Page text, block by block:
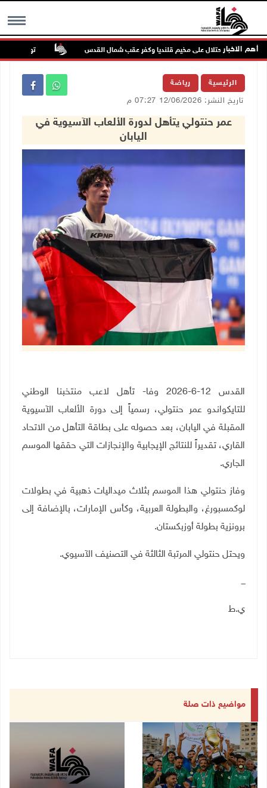
MENU أهم الاخبار تواصل
الرئيسية رياضة
تاريخ النشر: 12/06/2026 07:27 م
عمر حنتولي يتأهل لدورة الألعاب الآسيوية في
اليابان
القدس 12-6-2026 وفا- تأهل لاعب منتخبنا الوطني
للتايكواندو عمر حنتولي، رسمياً إلى دورة الألعاب الآسيوية
المقبلة في اليابان، بعد حصوله على بطاقة التأهل من الاتحاد
القاري، تقديراً للنتائج الإيجابية والإنجازات التي حققها الموسم
الجاري.
وفاز حنتولي هذا الموسم بثلاث ميداليات ذهبية في بطولات
لوكمسبورغ، والبطولة العربية، وكأس الإمارات، بالإضافة إلى
برونزية بطولة أوزبكستان.
ويحتل حنتولي المرتبة الثالثة في التصنيف الآسيوي.
ـــ
ي.ط
مواضيع ذات صلة